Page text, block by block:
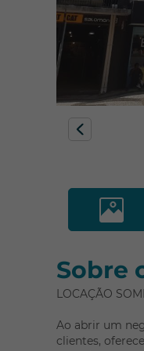
Mercês
Santa
São
Sítio
Sobre
LOCAÇÃO
Ao abrir um
clientes,